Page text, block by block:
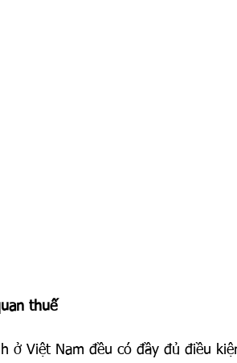
thuế
ở Việt Nam đều có đầy đủ điều